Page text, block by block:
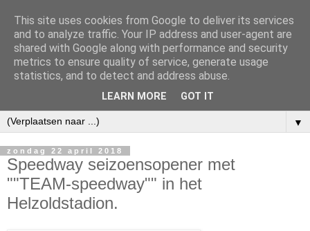
▼
zondag 22 april 2018
Speedway seizoensopener met
""TEAM-speedway"" in het
Helzoldstadion.
This site uses cookies from Google to deliver its services
and to analyze traffic. Your IP address and user-agent are
shared with Google along with performance and security
metrics to ensure quality of service, generate usage
statistics, and to detect and address abuse.
LEARN MORE GOT IT